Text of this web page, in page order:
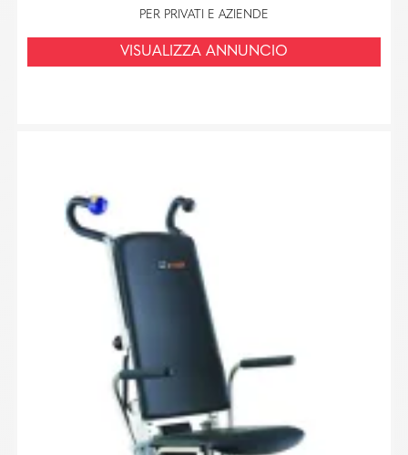
PER PRIVATI E AZIENDE
VISUALIZZA ANNUNCIO